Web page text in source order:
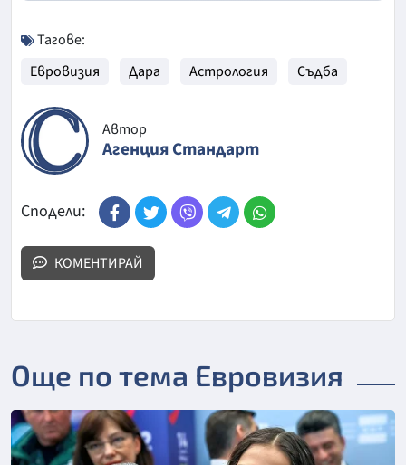
Тагове:
Евровизия
Дара Астрология Съдба
Автор
Агенция Стандарт
Сподели:
КОМЕНТИРАЙ
Още по тема Евровизия